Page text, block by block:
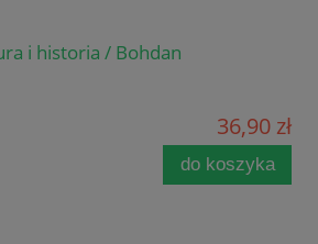
i historia / Bohdan
36,90 zł
do koszyka